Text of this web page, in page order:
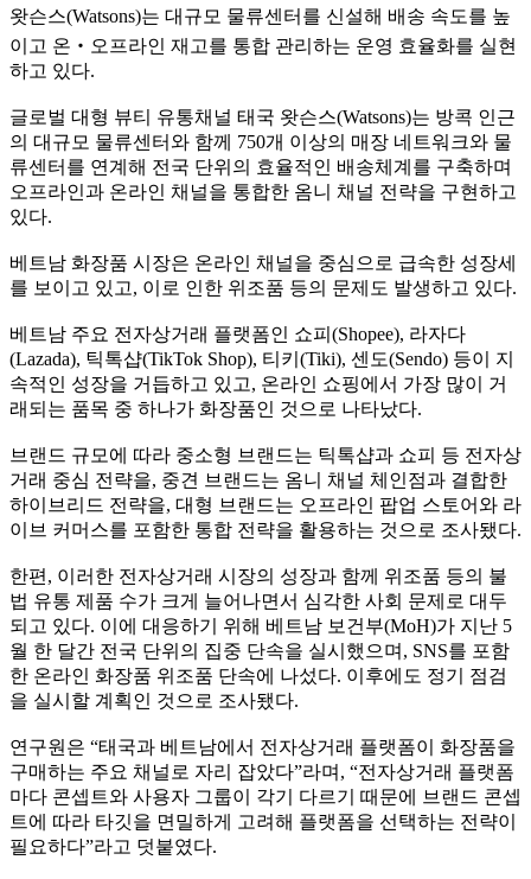
왓슨스(Watsons)는 대규모 물류센터를 신설해 배송 속도를 높
이고 온‧오프라인 재고를 통합 관리하는 운영 효율화를 실현
하고 있다.
글로벌 대형 뷰티 유통채널 태국 왓슨스(Watsons)는 방콕 인근
의 대규모 물류센터와 함께 750개 이상의 매장 네트워크와 물
류센터를 연계해 전국 단위의 효율적인 배송체계를 구축하며
오프라인과 온라인 채널을 통합한 옴니 채널 전략을 구현하고
있다.
베트남 화장품 시장은 온라인 채널을 중심으로 급속한 성장세
를 보이고 있고, 이로 인한 위조품 등의 문제도 발생하고 있다.
베트남 주요 전자상거래 플랫폼인 쇼피(Shopee), 라자다
(Lazada), 틱톡샵(TikTok Shop), 티키(Tiki), 센도(Sendo) 등이 지
속적인 성장을 거듭하고 있고, 온라인 쇼핑에서 가장 많이 거
래되는 품목 중 하나가 화장품인 것으로 나타났다.
브랜드 규모에 따라 중소형 브랜드는 틱톡샵과 쇼피 등 전자상
거래 중심 전략을, 중견 브랜드는 옴니 채널 체인점과 결합한
하이브리드 전략을, 대형 브랜드는 오프라인 팝업 스토어와 라
이브 커머스를 포함한 통합 전략을 활용하는 것으로 조사됐다.
한편, 이러한 전자상거래 시장의 성장과 함께 위조품 등의 불
법 유통 제품 수가 크게 늘어나면서 심각한 사회 문제로 대두
되고 있다. 이에 대응하기 위해 베트남 보건부(MoH)가 지난 5
월 한 달간 전국 단위의 집중 단속을 실시했으며, SNS를 포함
한 온라인 화장품 위조품 단속에 나섰다. 이후에도 정기 점검
을 실시할 계획인 것으로 조사됐다.
연구원은 “태국과 베트남에서 전자상거래 플랫폼이 화장품을
구매하는 주요 채널로 자리 잡았다”라며, “전자상거래 플랫폼
마다 콘셉트와 사용자 그룹이 각기 다르기 때문에 브랜드 콘셉
트에 따라 타깃을 면밀하게 고려해 플랫폼을 선택하는 전략이
필요하다”라고 덧붙였다.